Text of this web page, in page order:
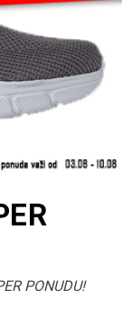
PONUDU!